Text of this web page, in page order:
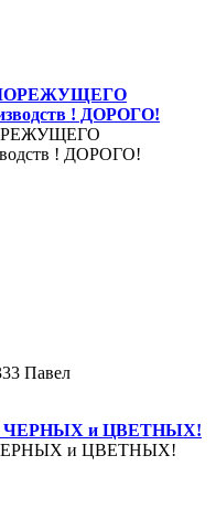
! ДОРОГО!
! ДОРОГО!
Павел
и ЦВЕТНЫХ!
и ЦВЕТНЫХ!